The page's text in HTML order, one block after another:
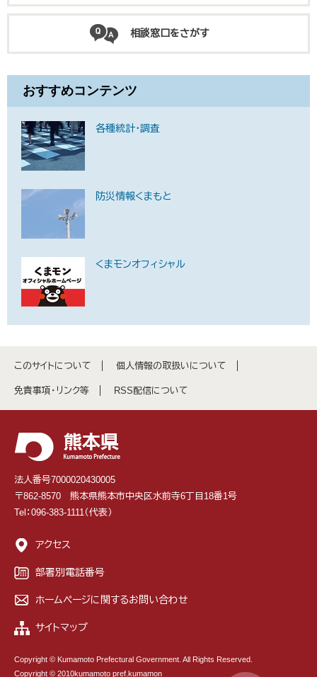
相談窓口をさがす
おすすめコンテンツ
各種統計・調査
防災情報くまもと
くまモンオフィシャル
このサイトについて 個人情報の取扱いについて
免責事項・リンク等 RSS配信について
法人番号7000020430005
〒862-8570 熊本県熊本市中央区水前寺6丁目18番1号
Tel：096-383-1111（代表）
アクセス
部署別電話番号
ホームページに関するお問い合わせ
サイトマップ
Copyright © Kumamoto Prefectural Government. All Rights Reserved.
Copyright © 2010kumamoto pref.kumamon